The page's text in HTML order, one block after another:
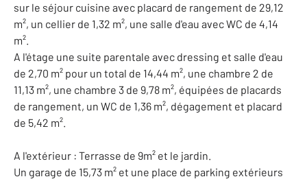
sur le séjour cuisine avec placard de rangement de 29,12
m², un cellier de 1,32 m², une salle d'eau avec WC de 4,14
m².
A l'étage une suite parentale avec dressing et salle d'eau
de 2,70 m² pour un total de 14,44 m², une chambre 2 de
11,13 m², une chambre 3 de 9,78 m², équipées de placards
de rangement, un WC de 1,36 m², dégagement et placard
de 5,42 m².
A l'extérieur : Terrasse de 9m² et le jardin.
Un garage de 15,73 m² et une place de parking extérieurs